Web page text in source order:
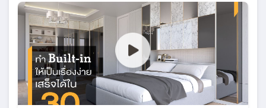
ภายในห้องนี้เราเน้นไปที่สีสันสดใส โดยเราเลือกเอาโทนสีเหลืองมา
ใช้กับลายไม้สีอ่อน ซึ่งช่วยทำให้ห้องมีความเป็นเเฟชั่นทันสมัย เเต่ก็
ยังเเฝงไว้ซึ่งความอบอุ่นอย่างกลมกลืน ยิ่งเวลาเเสงเเดดสาดส่องเข้า
มาภายในห้อง จะทำให้ห้องดูสว่าง ละมุน เหมาะกับเป็นที่พักผ่อน
เป็นที่สุด เเต่ถ้าใครกังวลว่าจะฉูดฉาดเกินไป ก็สามารถปรับเปลี่ยน
วัสดุให้เป็นเฉดสีหรือลายไม้ที่ชอบได้เลยครับ เเละสำหรับลูกบ้าน
โครงการ One9Five ที่เป็นโพสต์นี้ ทางโครงการเขาอำนวยความ
สะดวกให้กับลูกบ้านทุกท่านด้วยเเพคเกจตกเเต่งห้องสวยเหมือนห้อง
ตัวอย่างด้วยราคาสุดพิเศษ ช่วยให้ลูกบ้านเข้าอยู่พร้อมห้องสวยได้